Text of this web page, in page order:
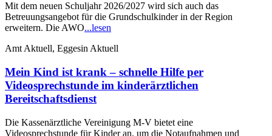
Mit dem neuen Schuljahr 2026/2027 wird sich auch das
Betreuungsangebot für die Grundschulkinder in der Region
erweitern. Die AWO...lesen
Amt Aktuell, Eggesin Aktuell
Mein Kind ist krank – schnelle Hilfe per
Videosprechstunde im kinderärztlichen
Bereitschaftsdienst
Die Kassenärztliche Vereinigung M-V bietet eine
Videosprechstunde für Kinder an, um die Notaufnahmen und